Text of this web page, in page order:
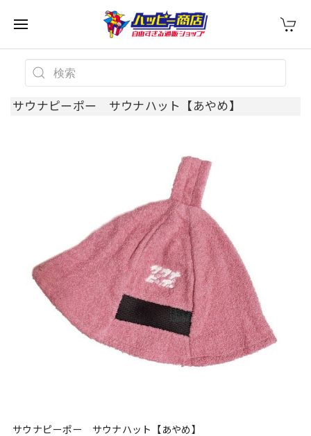
サウナピーポー サウナハット【あやめ】
サウナピーポー サウナハット【あやめ】